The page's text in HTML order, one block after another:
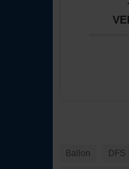
Ballon DFS